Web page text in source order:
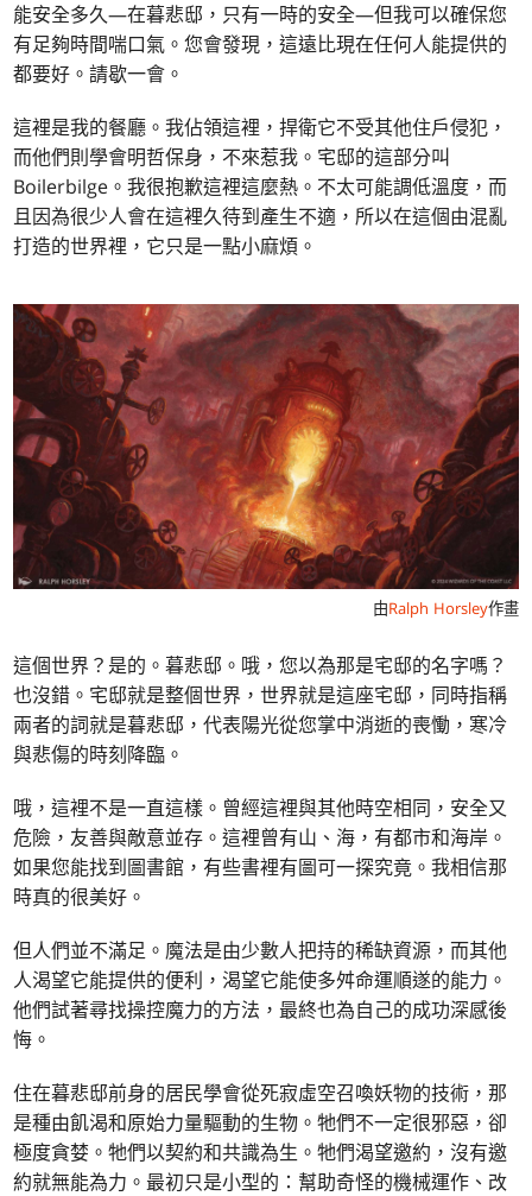
能安全多久—在暮悲邸，只有一時的安全—但我可以確保您
有足夠時間喘口氣。您會發現，這遠比現在任何人能提供的
都要好。請歇一會。
這裡是我的餐廳。我佔領這裡，捍衛它不受其他住戶侵犯，
而他們則學會明哲保身，不來惹我。宅邸的這部分叫
Boilerbilge。我很抱歉這裡這麼熱。不太可能調低溫度，而
且因為很少人會在這裡久待到產生不適，所以在這個由混亂
打造的世界裡，它只是一點小麻煩。
由Ralph Horsley作畫
這個世界？是的。暮悲邸。哦，您以為那是宅邸的名字嗎？
也沒錯。宅邸就是整個世界，世界就是這座宅邸，同時指稱
兩者的詞就是暮悲邸，代表陽光從您掌中消逝的喪慟，寒冷
與悲傷的時刻降臨。
哦，這裡不是一直這樣。曾經這裡與其他時空相同，安全又
危險，友善與敵意並存。這裡曾有山、海，有都市和海岸。
如果您能找到圖書館，有些書裡有圖可一探究竟。我相信那
時真的很美好。
但人們並不滿足。魔法是由少數人把持的稀缺資源，而其他
人渴望它能提供的便利，渴望它能使多舛命運順遂的能力。
他們試著尋找操控魔力的方法，最終也為自己的成功深感後
悔。
住在暮悲邸前身的居民學會從死寂虛空召喚妖物的技術，那
是種由飢渴和原始力量驅動的生物。牠們不一定很邪惡，卻
極度貪婪。牠們以契約和共識為生。牠們渴望邀約，沒有邀
約就無能為力。最初只是小型的：幫助奇怪的機械運作、改